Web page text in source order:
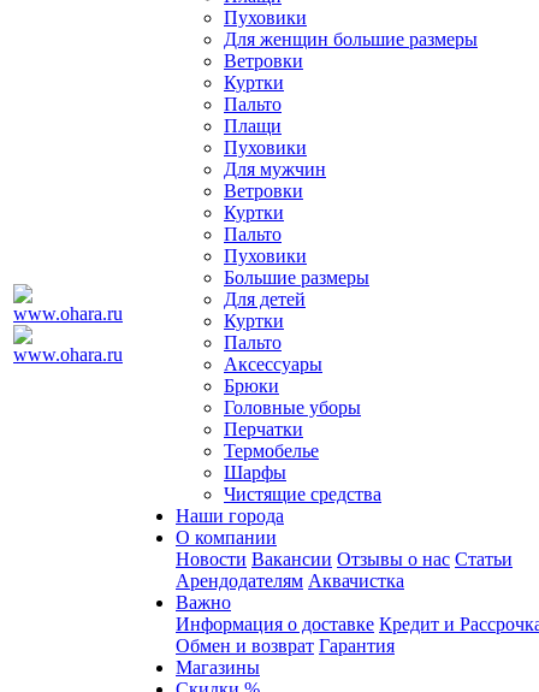
Пуховики
Для женщин большие размеры
Ветровки
Куртки
Пальто
Плащи
Пуховики
Для мужчин
Ветровки
Куртки
Пальто
Пуховики
Большие размеры
Для детей
Куртки
Пальто
Аксессуары
Брюки
Головные уборы
Перчатки
Термобелье
Шарфы
Чистящие средства
Наши города
О компании
Новости Вакансии Отзывы о нас Статьи
Арендодателям Аквачистка
Важно
Информация о доставке Кредит и
Обмен и возврат Гарантия
Магазины